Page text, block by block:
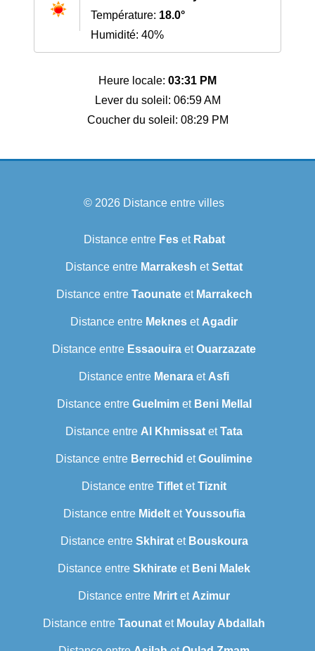
Température: 18.0°
Humidité: 40%
Heure locale: 03:31 PM
Lever du soleil: 06:59 AM
Coucher du soleil: 08:29 PM
© 2026 Distance entre villes
Distance entre Feset Rabat
Distance entre Marrakesh etSettat
Distance entre Taounateet Marrakech
Distance entre Meknes et Agadir
Distance entre Essaouira etOuarzazate
Distance entre Menara et Asfi
Distance entre Guelmimet Beni Mellal
Distance entre Al Khmissat etTata
Distance entre Berrechid etGoulimine
Distance entre Tiflet etTiznit
Distance entre MideltetYoussoufia
Distance entre Skhiratet Bouskoura
Distance entre Skhirate et Beni Malek
Distance entre Mrirt et Azimur
Distance entre Taounat et Moulay Abdallah